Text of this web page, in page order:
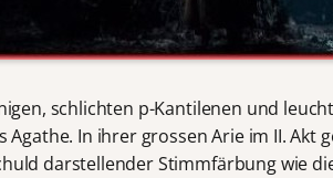
schlichten p-Kantilenen und
Agathe. In ihrer grossen Arie im II. Akt
darstellender Stimmfärbung wie